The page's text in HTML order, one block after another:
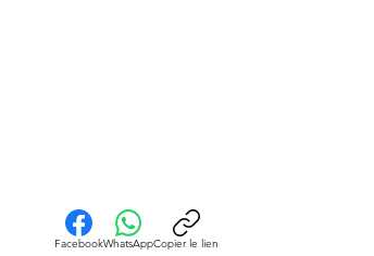
FacebookWhatsAppCopier le lien